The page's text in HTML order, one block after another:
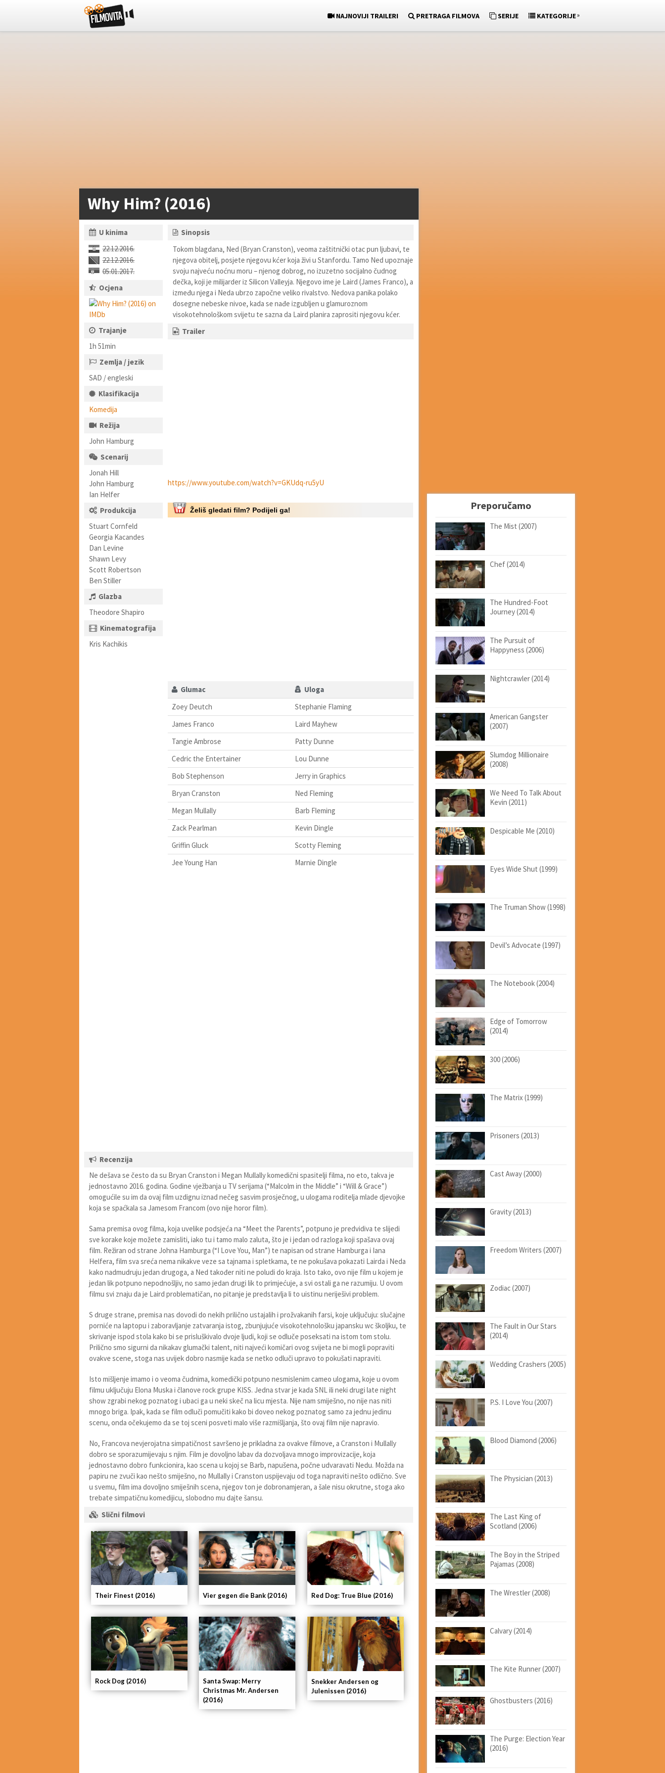
NAJNOVIJI TRAILERI PRETRAGA FILMOVA SERIJE KATEGORIJE»
Why Him? (2016)
U kinima
22.12.2016.
22.12.2016.
05.01.2017.
Ocjena
Trajanje
1h 51min
Zemlja / jezik
SAD / engleski
Klasifikacija
Komedija
Režija
John Hamburg
Scenarij
Jonah Hill
John Hamburg
Ian Helfer
Produkcija
Stuart Cornfeld
Georgia Kacandes
Dan Levine
Shawn Levy
Scott Robertson
Ben Stiller
Glazba
Theodore Shapiro
Kinematografija
Kris Kachikis
Sinopsis
Tokom blagdana, Ned (Bryan Cranston), veoma zaštitnički otac pun ljubavi, te
njegova obitelj, posjete njegovu kćer koja živi u Stanfordu. Tamo Ned upoznaje
svoju najveću noćnu moru – njenog dobrog, no izuzetno socijalno čudnog
dečka, koji je milijarder iz Silicon Valleyja. Njegovo ime je Laird (James Franco), a
između njega i Neda ubrzo započne veliko rivalstvo. Nedova panika polako
dosegne nebeske nivoe, kada se nađe izgubljen u glamuroznom
visokotehnološkom svijetu te sazna da Laird planira zaprositi njegovu kćer.
Trailer
https://www.youtube.com/watch?v=GKUdq-ru5yU
Želiš gledati film? Podijeli ga!
Glumac
Uloga
Zoey Deutch
Stephanie Flaming
James Franco
Laird Mayhew
Tangie Ambrose
Patty Dunne
Cedric the Entertainer
Lou Dunne
Bob Stephenson
Jerry in Graphics
Bryan Cranston
Ned Fleming
Megan Mullally
Barb Fleming
Zack Pearlman
Kevin Dingle
Griffin Gluck
Scotty Fleming
Jee Young Han
Marnie Dingle
Recenzija
Ne dešava se često da su Bryan Cranston i Megan Mullally komedični spasitelji filma, no eto, takva je
jednostavno 2016. godina. Godine vježbanja u TV serijama (“Malcolm in the Middle” i “Will & Grace”)
omogućile su im da ovaj film uzdignu iznad nečeg sasvim prosječnog, u ulogama roditelja mlade djevojke
koja se spaćkala sa Jamesom Francom (ovo nije horor film).
Sama premisa ovog filma, koja uvelike podsjeća na “Meet the Parents”, potpuno je predvidiva te slijedi
sve korake koje možete zamisliti, iako tu i tamo malo zaluta, što je i jedan od razloga koji spašava ovaj
film. Režiran od strane Johna Hamburga (“I Love You, Man”) te napisan od strane Hamburga i Iana
Helfera, film sva sreća nema nikakve veze sa tajnama i spletkama, te ne pokušava pokazati Lairda i Neda
kako nadmudruju jedan drugoga, a Ned također niti ne poludi do kraja. Isto tako, ovo nije film u kojem je
jedan lik potpuno nepodnošljiv, no samo jedan drugi lik to primjećuje, a svi ostali ga ne razumiju. U ovom
filmu svi znaju da je Laird problematičan, no pitanje je predstavlja li to uistinu neriješivi problem.
S druge strane, premisa nas dovodi do nekih prilično ustajalih i prožvakanih farsi, koje uključuju: slučajne
porniće na laptopu i zaboravljanje zatvaranja istog, zbunjujuće visokotehnološku japansku wc školjku, te
skrivanje ispod stola kako bi se prisluškivalo dvoje ljudi, koji se odluče poseksati na istom tom stolu.
Prilično smo sigurni da nikakav glumački talent, niti najveći komičari ovog svijeta ne bi mogli popraviti
ovakve scene, stoga nas uvijek dobro nasmije kada se netko odluči upravo to pokušati napraviti.
Isto mišljenje imamo i o veoma čudnima, komedički potpuno nesmislenim cameo ulogama, koje u ovom
filmu uključuju Elona Muska i članove rock grupe KISS. Jedna stvar je kada SNL ili neki drugi late night
show zgrabi nekog poznatog i ubaci ga u neki skeč na licu mjesta. Nije nam smiješno, no nije nas niti
mnogo briga. Ipak, kada se film odluči pomučiti kako bi doveo nekog poznatog samo za jednu jedinu
scenu, onda očekujemo da se toj sceni posveti malo više razmišljanja, što ovaj film nije napravio.
No, Francova nevjerojatna simpatičnost savršeno je prikladna za ovakve filmove, a Cranston i Mullally
dobro se sporazumijevaju s njim. Film je dovoljno labav da dozvoljava mnogo improvizacije, koja
jednostavno dobro funkcionira, kao scena u kojoj se Barb, napušena, počne udvaravati Nedu. Možda na
papiru ne zvuči kao nešto smiješno, no Mullally i Cranston uspijevaju od toga napraviti nešto odlično. Sve
u svemu, film ima dovoljno smiješnih scena, njegov ton je dobronamjeran, a šale nisu okrutne, stoga ako
trebate simpatičnu komedijicu, slobodno mu dajte šansu.
Slični filmovi
Snekker Andersen og
Julenissen (2016)
Santa Swap: Merry
Christmas Mr. Andersen
(2016)
Rock Dog (2016)
Red Dog: True Blue (2016)
Vier gegen die Bank (2016)
Their Finest (2016)
Preporučamo
The Mist (2007)
Chef (2014)
The Hundred-Foot
Journey (2014)
The Pursuit of
Happyness (2006)
Nightcrawler (2014)
American Gangster
(2007)
Slumdog Millionaire
(2008)
We Need To Talk About
Kevin (2011)
Despicable Me (2010)
Eyes Wide Shut (1999)
The Truman Show (1998)
Devil’s Advocate (1997)
The Notebook (2004)
Edge of Tomorrow
(2014)
300 (2006)
The Matrix (1999)
Prisoners (2013)
Cast Away (2000)
Gravity (2013)
Freedom Writers (2007)
Zodiac (2007)
The Fault in Our Stars
(2014)
Wedding Crashers (2005)
P.S. I Love You (2007)
Blood Diamond (2006)
The Physician (2013)
The Last King of
Scotland (2006)
The Boy in the Striped
Pajamas (2008)
The Wrestler (2008)
Calvary (2014)
The Kite Runner (2007)
Ghostbusters (2016)
The Purge: Election Year
(2016)